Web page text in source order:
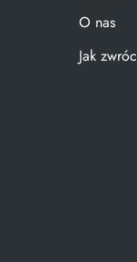
O nas
Jak